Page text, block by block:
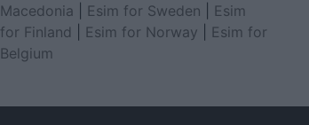
Macedonia
Esim for Sweden
Esim
for Finland
Esim for Norway
Esim for
Belgium